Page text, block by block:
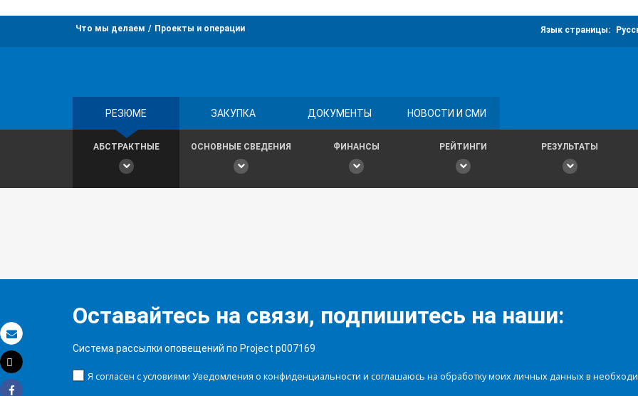
Электронная почта
Распечатать
Tweet
Что мы делаем Проекты и операции Язык страницы:
РЕЗЮМЕ ЗАКУПКА ДОКУМЕНТЫ НОВОСТИ И СМИ
АБСТРАКТНЫЕ ОСНОВНЫЕ СВЕДЕНИЯ ФИНАНСЫ РЕЙТИНГИ РЕЗУЛЬТАТЫ
Оставайтесь на связи, подпишитесь на наши:
Система рассылки оповещений по Project p007169
Я согласен с условиями Уведомления о конфиденциальности и соглашаюсь на обработку моих личных данных в